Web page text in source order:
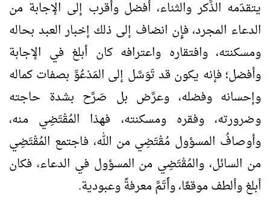
يتقدّمه الذِّكر والثناء، أفضل وأقرب إلى الإجابة من
الدعاء المجرد، فإِن انضاف إلى ذلك إخبار العبد بحاله
ومسكنته، وافتقاره واعترافه كان أبلغ في الإجابة
وأفضل؛ فإنه يكون قد تَوَسَّل إلى المَدْعُوِّ بصفات كماله
وإحسانه وفضله، وعرَّض بل صَرَّح بشدة حاجته
وضرورته، وفقره ومسكنته، فهذا المُقْتَضِي منه،
وأوصافُ المسؤول مُقْتَضِي من الله، فاجتمع المُقْتَضِي
من السائل، والمُقْتَضِي من المسؤول في الدعاء، فكان
أبلغ وألطف موقعًا، وأَتَمَّ معرفةً وعبودية.